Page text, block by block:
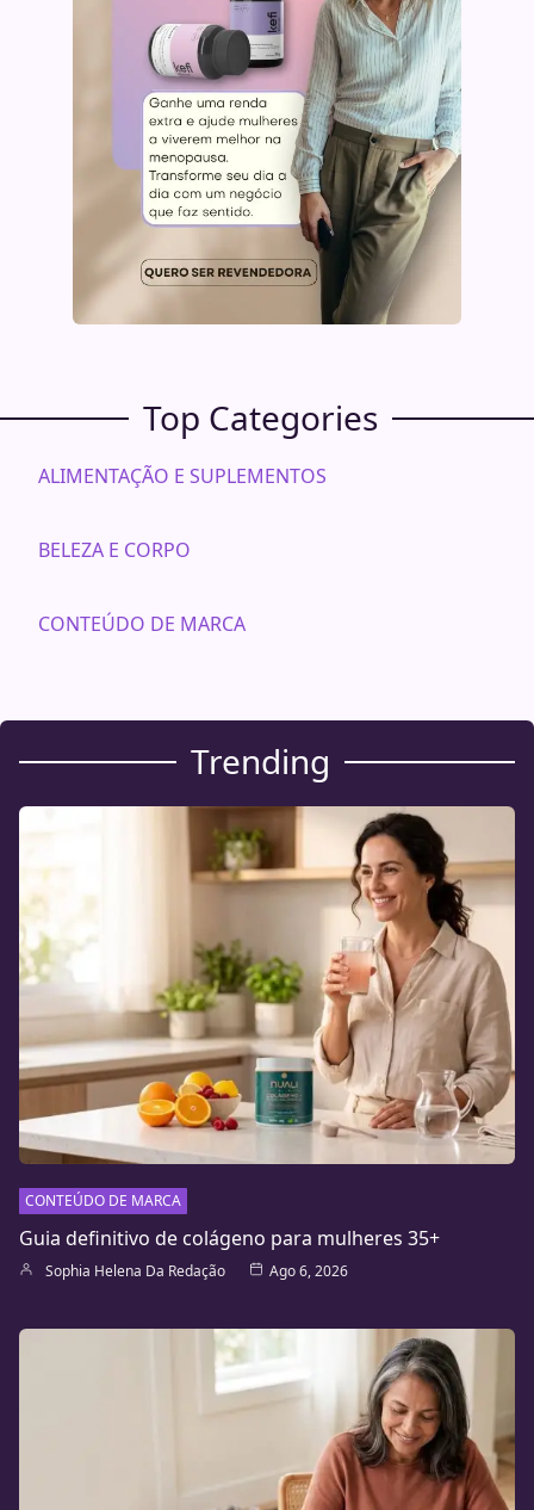
Top Categories
ALIMENTAÇÃO E SUPLEMENTOS
BELEZA E CORPO
CONTEÚDO DE MARCA
Trending
CONTEÚDO DE MARCA
Guia definitivo de colágeno para mulheres 35+
Sophia Helena Da Redação Ago 6, 2026